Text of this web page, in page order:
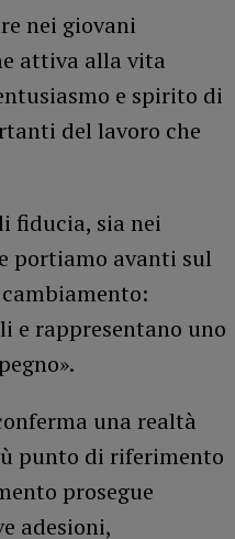
nei giovani
attiva alla vita
e spirito di
del lavoro che
fiducia, sia nei
portiamo avanti sul
e rappresentano uno
una realtà
punto di riferimento
prosegue
adesioni,